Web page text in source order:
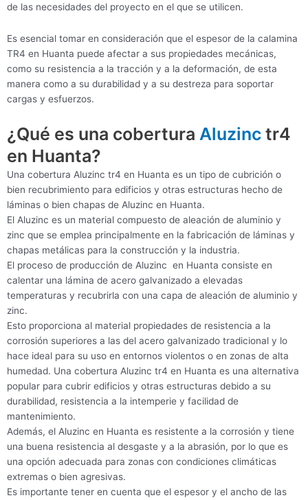
de las necesidades del proyecto en el que se utilicen.
Es esencial tomar en consideración que el espesor de la calamina
TR4 en Huanta puede afectar a sus propiedades mecánicas,
como su resistencia a la tracción y a la deformación, de esta
manera como a su durabilidad y a su destreza para soportar
cargas y esfuerzos.
¿Qué es una cobertura Aluzinc tr4
en Huanta?
Una cobertura Aluzinc tr4 en Huanta es un tipo de cubrición o
bien recubrimiento para edificios y otras estructuras hecho de
láminas o bien chapas de Aluzinc en Huanta.
El Aluzinc es un material compuesto de aleación de aluminio y
zinc que se emplea principalmente en la fabricación de láminas y
chapas metálicas para la construcción y la industria.
El proceso de producción de Aluzinc en Huanta consiste en
calentar una lámina de acero galvanizado a elevadas
temperaturas y recubrirla con una capa de aleación de aluminio y
zinc.
Esto proporciona al material propiedades de resistencia a la
corrosión superiores a las del acero galvanizado tradicional y lo
hace ideal para su uso en entornos violentos o en zonas de alta
humedad. Una cobertura Aluzinc tr4 en Huanta es una alternativa
popular para cubrir edificios y otras estructuras debido a su
durabilidad, resistencia a la intemperie y facilidad de
mantenimiento.
Además, el Aluzinc en Huanta es resistente a la corrosión y tiene
una buena resistencia al desgaste y a la abrasión, por lo que es
una opción adecuada para zonas con condiciones climáticas
extremas o bien agresivas.
Es importante tener en cuenta que el espesor y el ancho de las